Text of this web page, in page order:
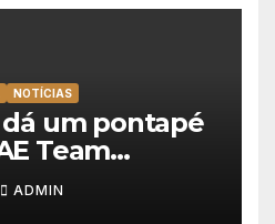
NOTÍCIAS
um pontapé
Team
na Volta a
ADMIN